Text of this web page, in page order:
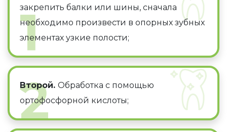
1
закрепить балки или шины, сначала
необходимо произвести в опорных зубных
элементах узкие полости;
2
Второй. Обработка с помощью
ортофосфорной кислоты;